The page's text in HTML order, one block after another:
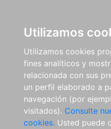
Utilizamos
Utilizamos cookies
fines analíticos y
relacionada con sus
un perfil elaborado a
navegación (por
visitados). Consulte
cookies. Usted puede